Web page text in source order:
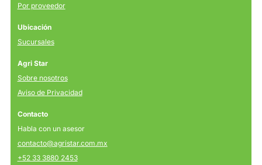
Por proveedor
Ubicación
Sucursales
Agri Star
Sobre nosotros
Aviso de Privacidad
Contacto
Habla con un asesor
contacto@agristar.com.mx
+52 33 3880 2453